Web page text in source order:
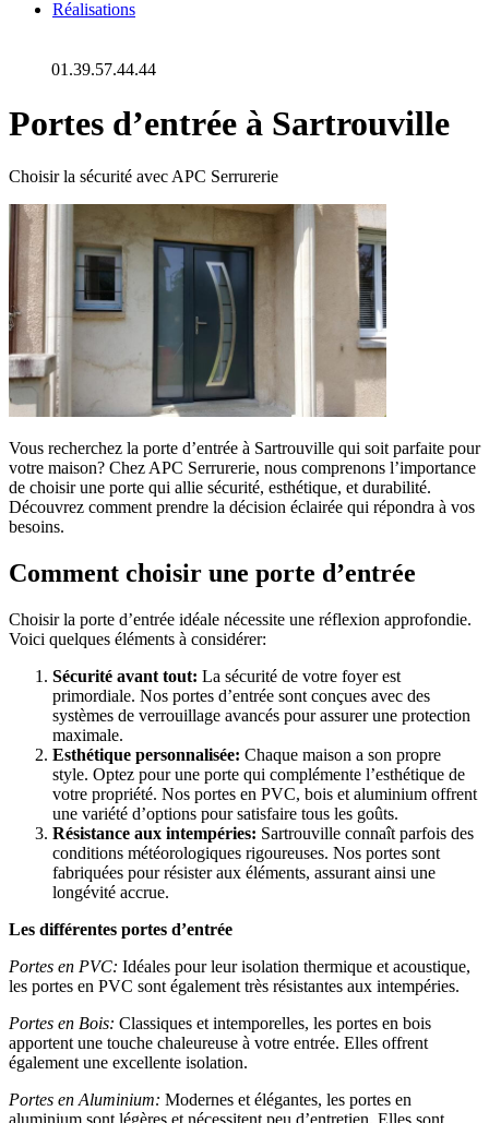
Réalisations
01.39.57.44.44
Portes d’entrée à Sartrouville
Choisir la sécurité avec APC Serrurerie
Vous recherchez la porte d’entrée à Sartrouville qui soit parfaite pour
votre maison? Chez APC Serrurerie, nous comprenons l’importance
de choisir une porte qui allie sécurité, esthétique, et durabilité.
Découvrez comment prendre la décision éclairée qui répondra à vos
besoins.
Comment choisir une porte d’entrée
Choisir la porte d’entrée idéale nécessite une réflexion approfondie.
Voici quelques éléments à considérer:
Sécurité avant tout: La sécurité de votre foyer est
primordiale. Nos portes d’entrée sont conçues avec des
systèmes de verrouillage avancés pour assurer une protection
maximale.
Esthétique personnalisée: Chaque maison a son propre
style. Optez pour une porte qui complémente l’esthétique de
votre propriété. Nos portes en PVC, bois et aluminium offrent
une variété d’options pour satisfaire tous les goûts.
Résistance aux intempéries: Sartrouville connaît parfois des
conditions météorologiques rigoureuses. Nos portes sont
fabriquées pour résister aux éléments, assurant ainsi une
longévité accrue.
Les différentes portes d’entrée
Portes en PVC: Idéales pour leur isolation thermique et acoustique,
les portes en PVC sont également très résistantes aux intempéries.
Portes en Bois: Classiques et intemporelles, les portes en bois
apportent une touche chaleureuse à votre entrée. Elles offrent
également une excellente isolation.
Portes en Aluminium: Modernes et élégantes, les portes en
aluminium sont légères et nécessitent peu d’entretien. Elles sont